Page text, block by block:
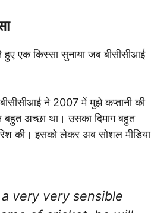
एक किस्सा सुनाया जब बीसीसीआई
ने 2007 में मुझे कप्तानी की
अच्छा था। उसका दिमाग बहुत
की। इसको लेकर अब सोशल मीडिया
very very sensible